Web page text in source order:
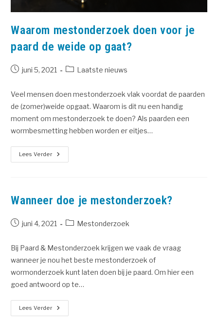
Waarom mestonderzoek doen voor je
paard de weide op gaat?
juni 5, 2021 Laatste nieuws
Veel mensen doen mestonderzoek vlak voordat de paarden
de (zomer)weide opgaat. Waarom is dit nu een handig
moment om mestonderzoek te doen? Als paarden een
wormbesmetting hebben worden er eitjes…
Lees Verder
Wanneer doe je mestonderzoek?
juni 4, 2021 Mestonderzoek
Bij Paard & Mestonderzoek krijgen we vaak de vraag
wanneer je nou het beste mestonderzoek of
wormonderzoek kunt laten doen bij je paard. Om hier een
goed antwoord op te…
Lees Verder